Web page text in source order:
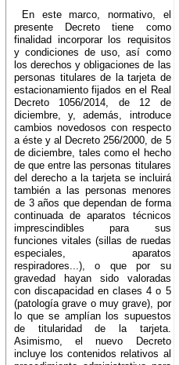
En este marco, normativo, el
presente Decreto tiene como
finalidad incorporar los requisitos
y condiciones de uso, así como
los derechos y obligaciones de las
personas titulares de la tarjeta de
estacionamiento fijados en el Real
Decreto 1056/2014, de 12 de
diciembre, y, además, introduce
cambios novedosos con respecto
a éste y al Decreto 256/2000, de 5
de diciembre, tales como el hecho
de que entre las personas titulares
del derecho a la tarjeta se incluirá
también a las personas menores
de 3 años que dependan de forma
continuada de aparatos técnicos
imprescindibles para sus
funciones vitales (sillas de ruedas
especiales, aparatos
respiradores...), o que por su
gravedad hayan sido valoradas
con discapacidad en clases 4 o 5
(patología grave o muy grave), por
lo que se amplían los supuestos
de titularidad de la tarjeta.
Asimismo, el nuevo Decreto
incluye los contenidos relativos al